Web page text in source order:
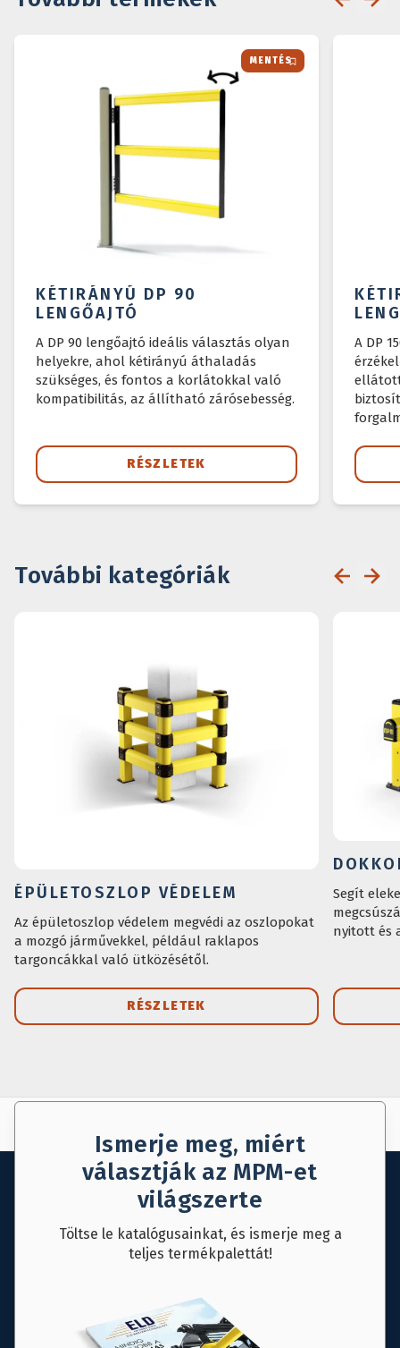
MENTÉS
KÉTIRÁNYÚ DP 90
LENGŐAJTÓ
A DP 90 lengőajtó ideális választás olyan
helyekre, ahol kétirányú áthaladás
szükséges, és fontos a korlátokkal való
kompatibilitás, az állítható zárósebesség.
RÉSZLETEK
A DP
További kategóriák
ÉPÜLETOSZLOP VÉDELEM
Az épületoszlop védelem megvédi az oszlopokat
a mozgó járművekkel, például raklapos
targoncákkal való ütközésétől.
RÉSZLETEK
Segít
nyitott és
Ismerje meg, miért
választják az MPM-et
világszerte
Töltse le katalógusainkat, és ismerje meg a
teljes termékpalettát!